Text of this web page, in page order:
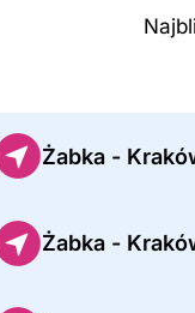
Żabka -
Żabka -